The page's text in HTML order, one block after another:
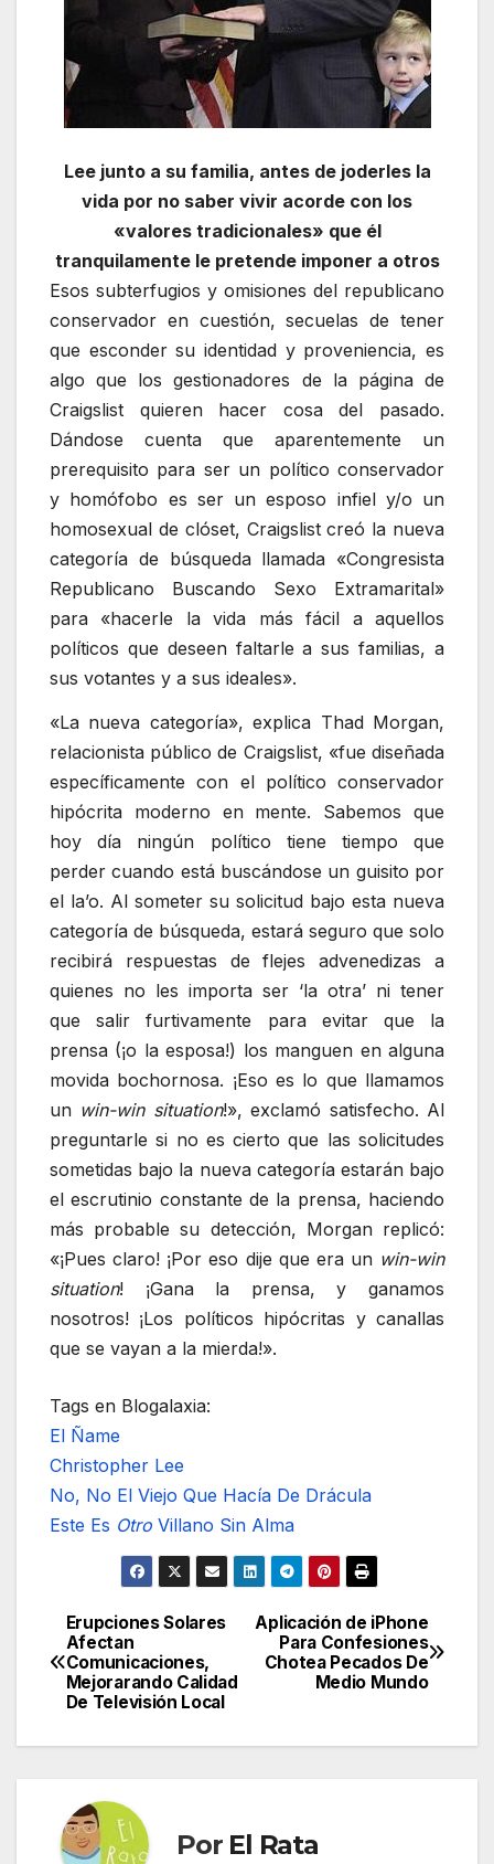
Lee junto a su familia, antes de joderles la
vida por no saber vivir acorde con los
«valores tradicionales» que él
tranquilamente le pretende imponer a otros
Esos subterfugios y omisiones del republicano
conservador en cuestión, secuelas de tener
que esconder su identidad y proveniencia, es
algo que los gestionadores de la página de
Craigslist quieren hacer cosa del pasado.
Dándose cuenta que aparentemente un
prerequisito para ser un político conservador
y homófobo es ser un esposo infiel y/o un
homosexual de clóset, Craigslist creó la nueva
categoría de búsqueda llamada «Congresista
Republicano Buscando Sexo Extramarital»
para «hacerle la vida más fácil a aquellos
políticos que deseen faltarle a sus familias, a
sus votantes y a sus ideales».
«La nueva categoría», explica Thad Morgan,
relacionista público de Craigslist, «fue diseñada
específicamente con el político conservador
hipócrita moderno en mente. Sabemos que
hoy día ningún político tiene tiempo que
perder cuando está buscándose un guisito por
el la’o. Al someter su solicitud bajo esta nueva
categoría de búsqueda, estará seguro que solo
recibirá respuestas de flejes advenedizas a
quienes no les importa ser ‘la otra’ ni tener
que salir furtivamente para evitar que la
prensa (¡o la esposa!) los manguen en alguna
movida bochornosa. ¡Eso es lo que llamamos
un win-win situation!», exclamó satisfecho. Al
preguntarle si no es cierto que las solicitudes
sometidas bajo la nueva categoría estarán bajo
el escrutinio constante de la prensa, haciendo
más probable su detección, Morgan replicó:
«¡Pues claro! ¡Por eso dije que era un win-win
situation! ¡Gana la prensa, y ganamos
nosotros! ¡Los políticos hipócritas y canallas
que se vayan a la mierda!».
Tags en Blogalaxia:
El Ñame
Christopher Lee
No, No El Viejo Que Hacía De Drácula
Este Es Otro Villano Sin Alma
Navegación
de
Aplicación de iPhone
Para Confesiones
Chotea Pecados De
Medio Mundo
Erupciones Solares
Afectan
Comunicaciones,
Mejorarando Calidad
De Televisión Local
Por El Rata